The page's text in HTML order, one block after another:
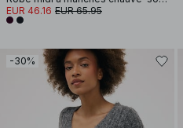
EUR 46.16 EUR 65.95
-30%